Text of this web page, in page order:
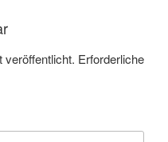
veröffentlicht. Erforderliche